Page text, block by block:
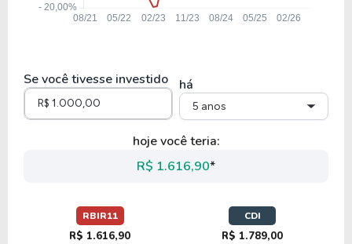
Se você tivesse investido há
5 anos
hoje você teria:
R$ 1.616,90*
RBIR11
R$ 1.616,90
CDI
R$ 1.789,00